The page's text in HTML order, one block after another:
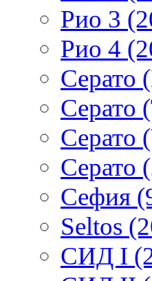
Рио 3
Рио 4
Серато
Серато
Серато
Серато
Сефия
Seltos
СИД I